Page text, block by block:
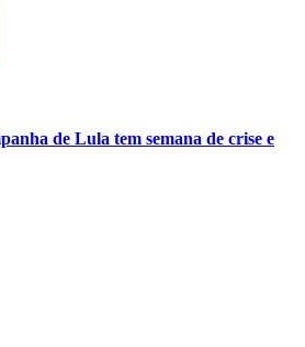
de Lula tem semana de crise e